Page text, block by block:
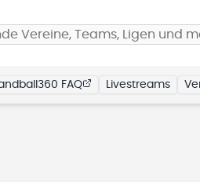
Vereine, Teams, Ligen und
FAQ Livestreams